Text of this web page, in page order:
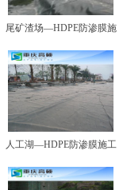
尾矿渣场—HDPE防渗膜施
工图例一
人工湖—HDPE防渗膜施工
图例二